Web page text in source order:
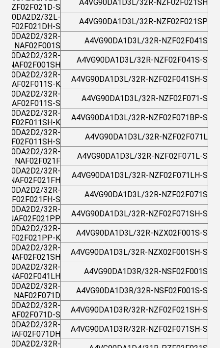
A4VG90DA1D3L/32R-NZF02F021SH
PZF02F021D-S
A4VG90DA1D3L/32R-NZF02F021SP
32L-
PZF02F021DH-S
A4VG90DA1D3L/32R-NZF02F041S
32R-
NAF02F001S
A4VG90DA1D3L/32R-NZF02F041S-S
32R-
NAF02F001SH
A4VG90DA1D3L/32R-NZF02F041SH-S
32R-
NAF02F011S-K
A4VG90DA1D3L/32R-NZF02F071-S
32R-
NAF02F011S-S
A4VG90DA1D3L/32R-NZF02F071BP-S
32R-
NAF02F011SH-K
A4VG90DA1D3L/32R-NZF02F071L
32R-
NAF02F011SH-S
A4VG90DA1D3L/32R-NZF02F071L-S
32R-
NAF02F021F
A4VG90DA1D3L/32R-NZF02F071LH-S
32R-
NAF02F021FH
A4VG90DA1D3L/32R-NZF02F071S
32R-
NAF02F021FH-S
A4VG90DA1D3L/32R-NZF02F071SH-S
32R-
NAF02F021PP
A4VG90DA1D3L/32R-NZX02F001S-S
32R-
NAF02F021PP-K
A4VG90DA1D3L/32R-NZX02F001SH-S
32R-
NAF02F021SH
A4VG90DA1D3R/32R-NSF02F001S
32R-
NAF02F041LH
A4VG90DA1D3R/32R-NSF02F001S-S
32R-
NAF02F071D
A4VG90DA1D3R/32R-NZF02F021SH-S
32R-
NAF02F071D-S
A4VG90DA1D3R/32R-NZF02F071SH-S
32R-
NAF02F071DH
32R-